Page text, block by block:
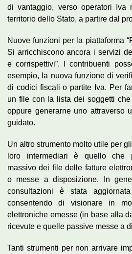
di vantaggio, verso operatori Iva
territorio dello Stato, a partire dal
Nuove funzioni per la piattaforma
Si arricchiscono ancora i servizi
e corrispettivi”. I contribuenti
esempio, la nuova funzione di
di codici fiscali o partite Iva. Per
un file con la lista dei soggetti
oppure generarne uno attraverso
guidato.
Un altro strumento molto utile per
loro intermediari è quello che
massivo dei file delle fatture
o messe a disposizione. In
consultazioni è stata
consentendo di visionare in
elettroniche emesse (in base alla
ricevute e quelle passive messe a
Tanti strumenti per non arrivare